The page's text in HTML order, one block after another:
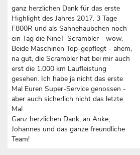
ganz herzlichen Dank für das erste
Highlight des Jahres 2017. 3 Tage
F800R und als Sahnehäubchen noch
ein Tag die NineT-Scrambler - wow.
Beide Maschinen Top-gepflegt - ähem,
na gut, die Scrambler hat bei mir auch
erst die 1.000 km Laufleistung
gesehen. Ich habe ja nicht das erste
Mal Euren Super-Service genossen -
aber auch sicherlich nicht das letzte
Mal.
Ganz herzlichen Dank, an Anke,
Johannes und das ganze freundliche
Team!